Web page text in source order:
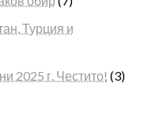
Турция и
2025 г. Честито! (3)